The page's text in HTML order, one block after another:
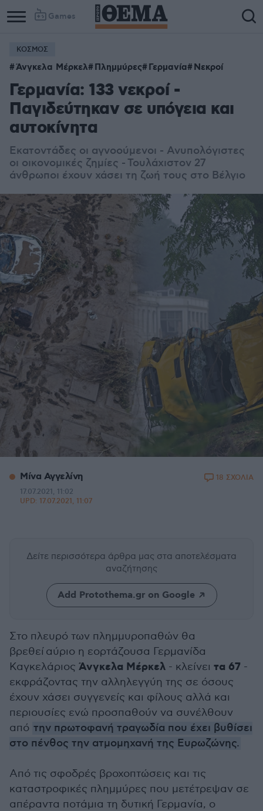
Games
ΚΟΣΜΟΣ
Άνγκελα Μέρκελ Πλημμύρες Γερμανία Νεκροί
Γερμανία: 133 νεκροί -
Παγιδεύτηκαν σε υπόγεια και
αυτοκίνητα
Εκατοντάδες οι αγνοούμενοι - Ανυπολόγιστες
οι οικονομικές ζημίες - Τουλάχιστον 27
άνθρωποι έχουν χάσει τη ζωή τους στο Βέλγιο
Μίνα Αγγελίνη
17.07.2021, 11:02
UPD: 17.07.2021, 11:07
18 ΣΧΟΛΙΑ
Δείτε περισσότερα άρθρα μας στα αποτελέσματα
αναζήτησης
Add Protothema.gr on Google
Στο πλευρό των πλημμυροπαθών θα
βρεθεί αύριο η εορτάζουσα Γερμανίδα
Καγκελάριος Άνγκελα Μέρκελ - κλείνει τα 67 -
εκφράζοντας την αλληλεγγύη της σε όσους
έχουν χάσει συγγενείς και φίλους αλλά και
περιουσίες ενώ προσπαθούν να συνέλθουν
από την πρωτοφανή τραγωδία που έχει βυθίσει
στο πένθος την ατμομηχανή της Ευρωζώνης.
Από τις σφοδρές βροχοπτώσεις και τις
καταστροφικές πλημμύρες που μετέτρεψαν σε
απέραντα ποτάμια τη δυτική Γερμανία, ο